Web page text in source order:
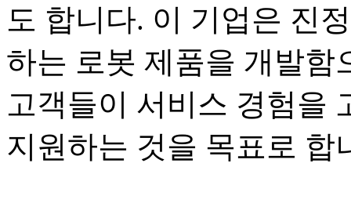
도 합니다. 이 기업은 진
하는 로봇 제품을 개발함
고객들이 서비스 경험을
지원하는 것을 목표로 합